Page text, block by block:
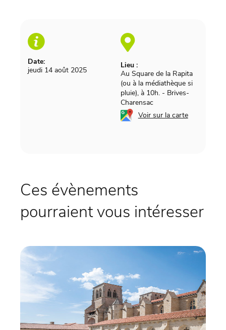
Date:
jeudi 14 août 2025
Lieu :
Au Square de la Rapita
(ou à la médiathèque si
pluie), à 10h. - Brives-
Charensac
Voir sur la carte
Ces évènements
pourraient vous intéresser